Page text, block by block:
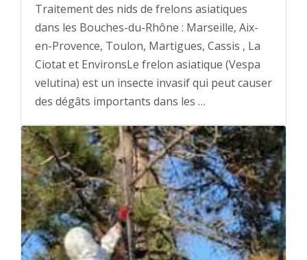
Traitement des nids de frelons asiatiques
dans les Bouches-du-Rhône : Marseille, Aix-
en-Provence, Toulon, Martigues, Cassis , La
Ciotat et EnvironsLe frelon asiatique (Vespa
velutina) est un insecte invasif qui peut causer
des dégâts importants dans les …